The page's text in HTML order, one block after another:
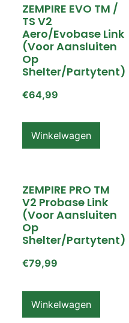
ZEMPIRE EVO TM /
TS V2
Aero/Evobase Link
(voor Aansluiten
Op
Shelter/partytent)
€64,99
Winkelwagen
ZEMPIRE PRO TM
V2 Probase Link
(voor Aansluiten
Op
Shelter/partytent)
€79,99
Winkelwagen